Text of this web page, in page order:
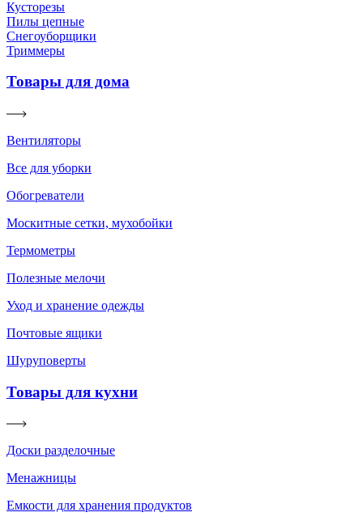
Кусторезы
Пилы цепные
Снегоуборщики
Триммеры
Товары для дома
Вентиляторы
Все для уборки
Обогреватели
Москитные сетки, мухобойки
Термометры
Полезные мелочи
Уход и хранение одежды
Почтовые ящики
Шуруповерты
Товары для кухни
Доски разделочные
Менажницы
Емкости для хранения продуктов